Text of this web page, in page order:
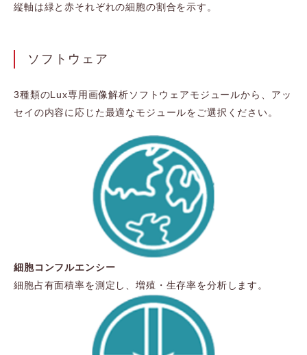
縦軸は緑と赤それぞれの細胞の割合を示す。
ソフトウェア
3種類のLux専用画像解析ソフトウェアモジュールから、アッ
セイの内容に応じた最適なモジュールをご選択ください。
細胞コンフルエンシー
細胞占有面積率を測定し、増殖・生存率を分析します。